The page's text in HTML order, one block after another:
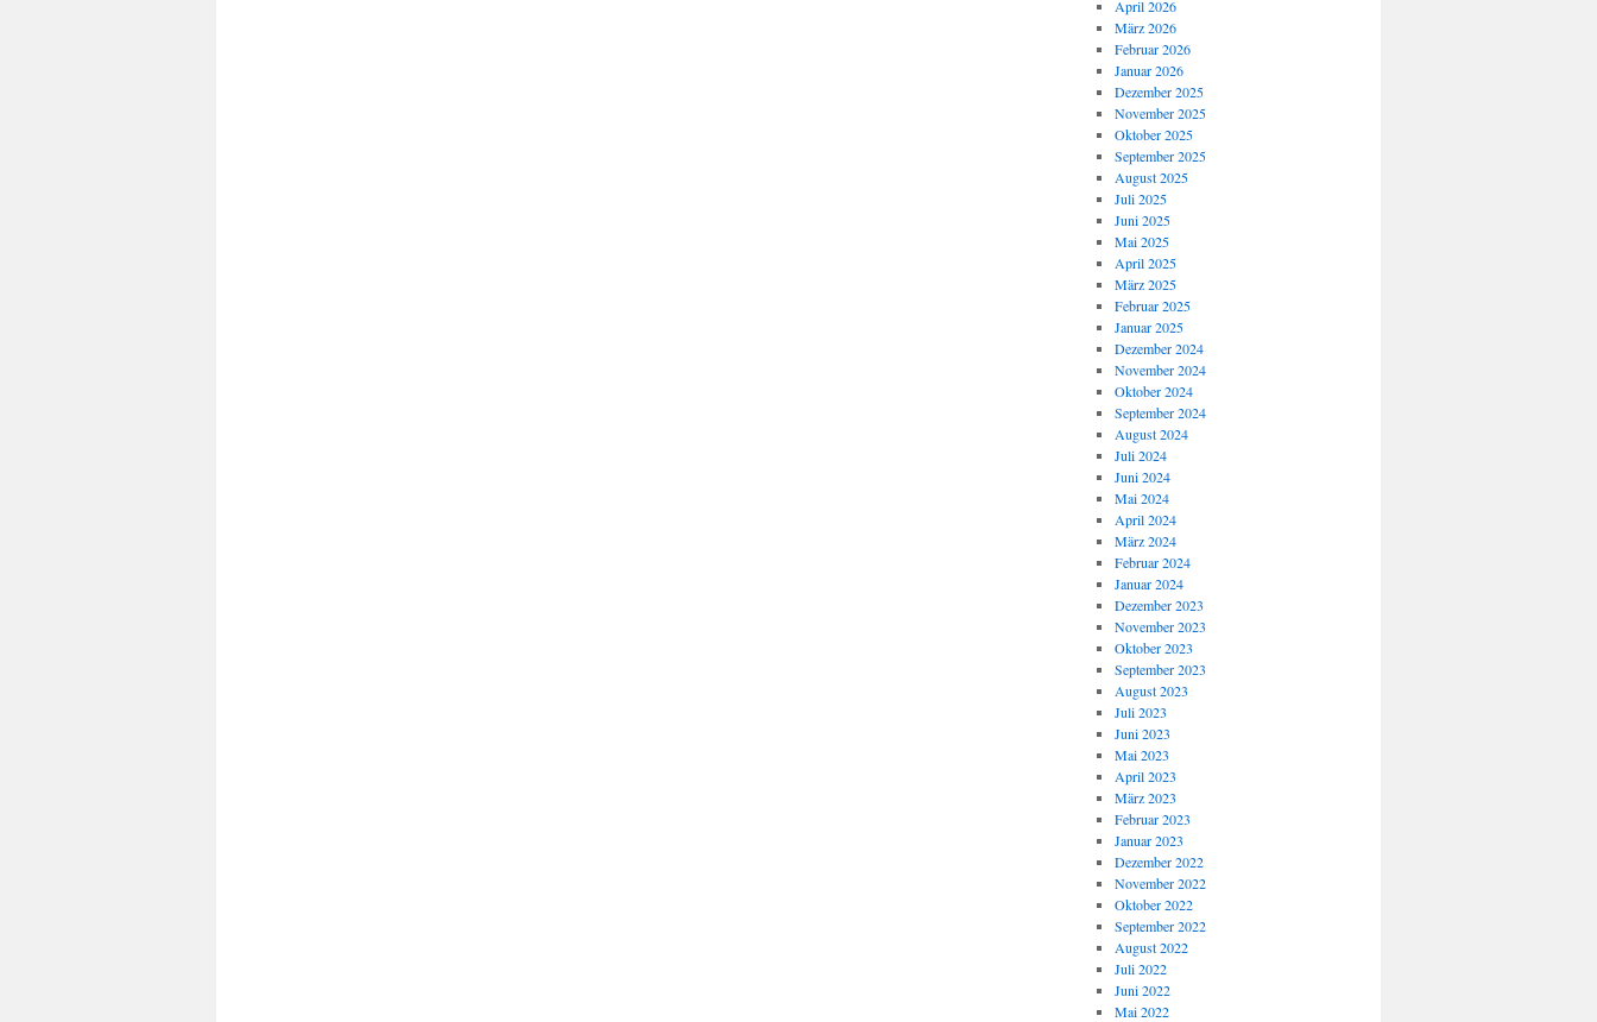
April 2026
März 2026
Februar 2026
Januar 2026
Dezember 2025
November 2025
Oktober 2025
September 2025
August 2025
Juli 2025
Juni 2025
Mai 2025
April 2025
März 2025
Februar 2025
Januar 2025
Dezember 2024
November 2024
Oktober 2024
September 2024
August 2024
Juli 2024
Juni 2024
Mai 2024
April 2024
März 2024
Februar 2024
Januar 2024
Dezember 2023
November 2023
Oktober 2023
September 2023
August 2023
Juli 2023
Juni 2023
Mai 2023
April 2023
März 2023
Februar 2023
Januar 2023
Dezember 2022
November 2022
Oktober 2022
September 2022
August 2022
Juli 2022
Juni 2022
Mai 2022